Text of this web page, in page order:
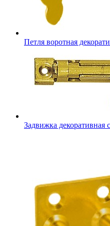
Петля воротная
Задвижка декоративная